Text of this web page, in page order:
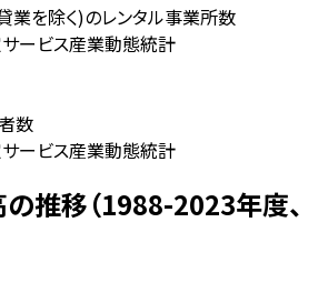
を除く)のレンタル事業所数
ービス産業動態統計
数
ービス産業動態統計
推移（1988-2023年度、